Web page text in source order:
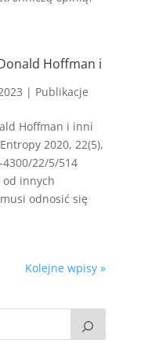
Hoffman i
| Publikacje
Hoffman i inni
2020, 22(5),
22/5/514
od innych
odnosić się
Kolejne wpisy »